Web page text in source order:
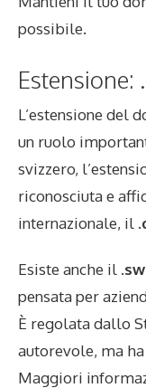
possibile.
Estensione:
L’estensione del
un ruolo
svizzero,
riconosciuta e
internazionale, il
Esiste anche il
pensata per
È regolata dallo
autorevole, ma
Maggiori